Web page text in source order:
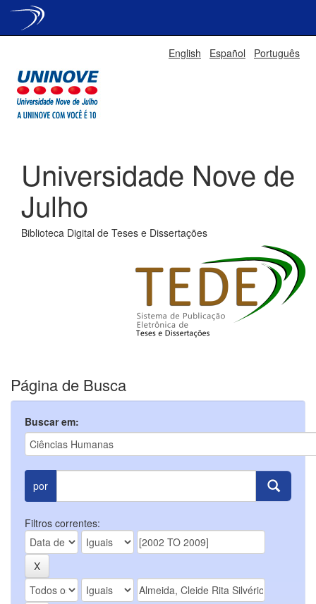
English Español Português
Universidade Nove de
Julho
Biblioteca Digital de Teses e Dissertações
Página de Busca
Buscar em:
por
Filtros correntes: